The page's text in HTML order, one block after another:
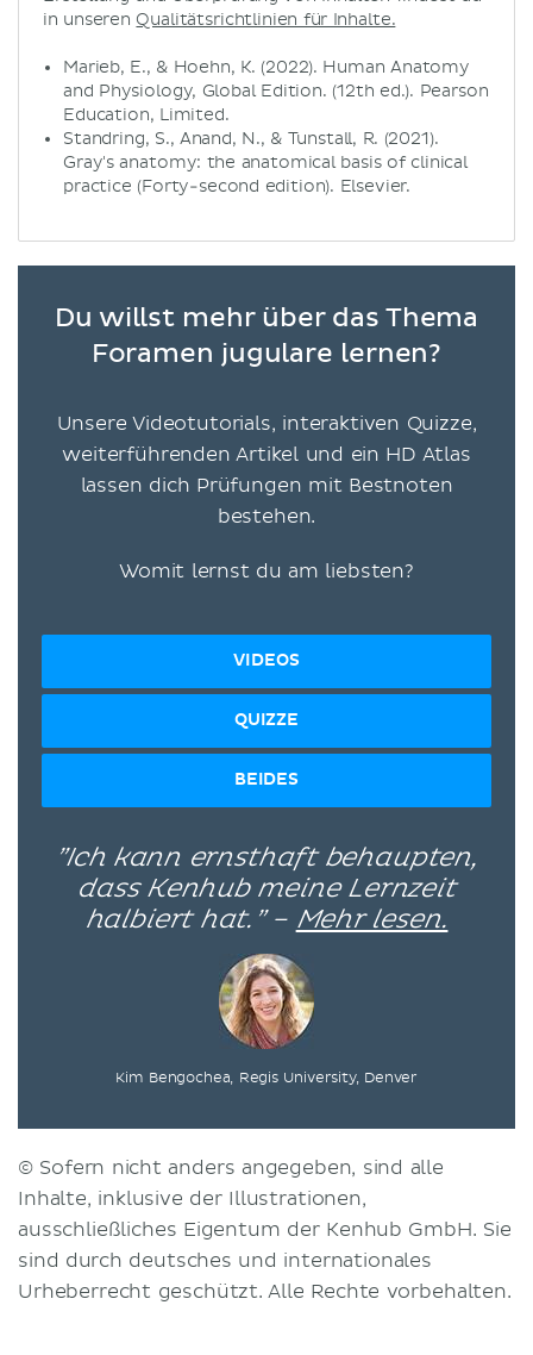
in unseren Qualitätsrichtlinien für Inhalte.
Marieb, E., & Hoehn, K. (2022). Human Anatomy
and Physiology, Global Edition. (12th ed.). Pearson
Education, Limited.
Standring, S., Anand, N., & Tunstall, R. (2021).
Gray's anatomy: the anatomical basis of clinical
practice (Forty-second edition). Elsevier.
Du willst mehr über das Thema
Foramen jugulare lernen?
Unsere Videotutorials, interaktiven Quizze,
weiterführenden Artikel und ein HD Atlas
lassen dich Prüfungen mit Bestnoten
bestehen.
Womit lernst du am liebsten?
VIDEOS
QUIZZE
BEIDES
”Ich kann ernsthaft behaupten,
dass Kenhub meine Lernzeit
halbiert hat.” – Mehr lesen.
Kim Bengochea, Regis University, Denver
© Sofern nicht anders angegeben, sind alle
Inhalte, inklusive der Illustrationen,
ausschließliches Eigentum der Kenhub GmbH. Sie
sind durch deutsches und internationales
Urheberrecht geschützt. Alle Rechte vorbehalten.